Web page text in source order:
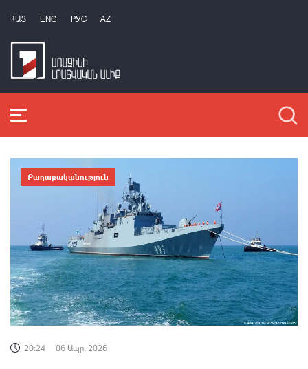
ՀԱՅ ENG РУС AZ
Քաղաքականություն
20:24 06 Ապր, 2026